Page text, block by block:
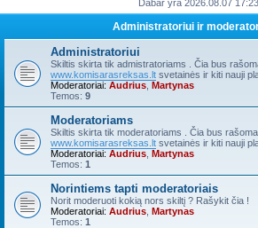
Dabar yra 2026.08.07 17:23
Administratoriui ir
Administratoriui
Skiltis skirta tik admistratoriams . Čia bus
www.komisarasreksas.lt svetainės ir kiti nauji
Moderatoriai: Audrius Martynas
Temos: 9
Moderatoriams
Skiltis skirta tik moderatoriams . Čia bus
www.komisarasreksas.lt svetainės ir kiti nauji
Moderatoriai: Audrius Martynas
Temos: 1
Norintiems tapti moderatoriais
Norit moderuoti kokią nors skiltį ? Rašykit čia !
Moderatoriai: Audrius Martynas
Temos: 1